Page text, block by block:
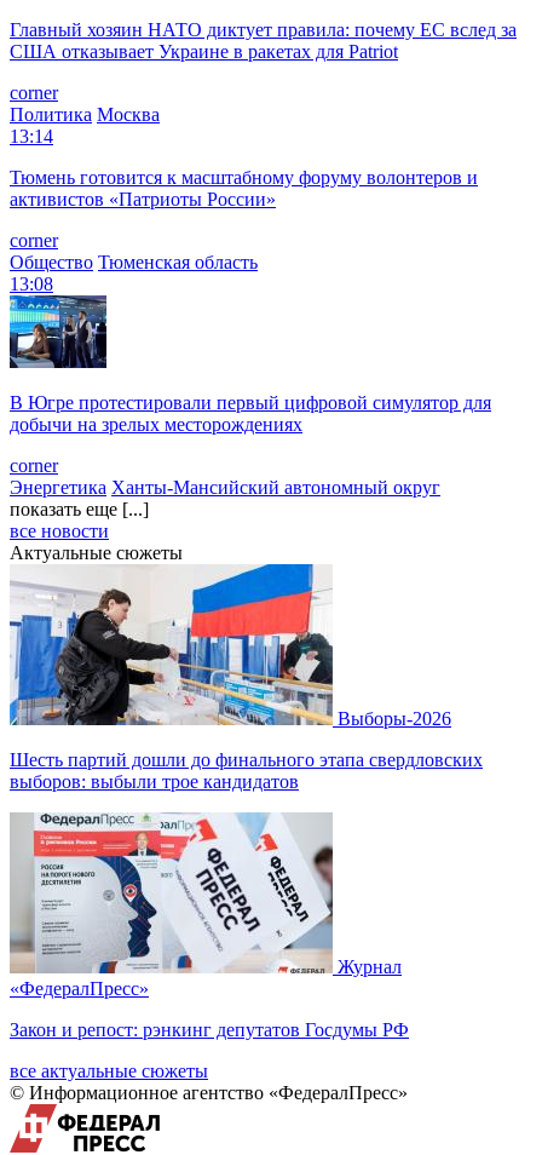
Главный хозяин НАТО диктует правила: почему ЕС вслед за
США отказывает Украине в ракетах для Patriot
corner
Политика Москва
13:14
Тюмень готовится к масштабному форуму волонтеров и
активистов «Патриоты России»
corner
Общество Тюменская область
13:08
В Югре протестировали первый цифровой симулятор для
добычи на зрелых месторождениях
corner
Энергетика Ханты-Мансийский автономный округ
показать еще [...]
все новости
Актуальные сюжеты
Выборы-2026
Шесть партий дошли до финального этапа свердловских
выборов: выбыли трое кандидатов
Журнал
«ФедералПресс»
Закон и репост: рэнкинг депутатов Госдумы РФ
все актуальные сюжеты
© Информационное агентство «ФедералПресс»